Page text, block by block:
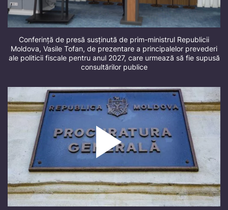
Conferință de presă susținută de prim-ministrul Republicii
Moldova, Vasile Tofan, de prezentare a principalelor prevederi
ale politicii fiscale pentru anul 2027, care urmează să fie supusă
consultărilor publice